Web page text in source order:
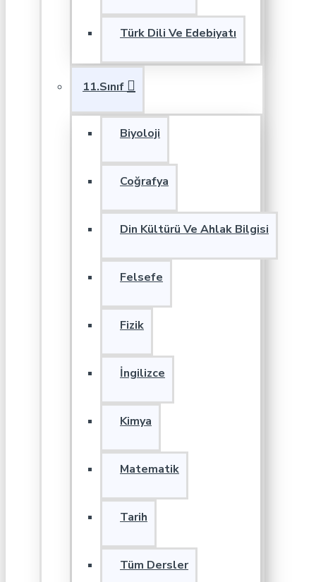
Türk Dili Ve Edebiyatı
11.Sınıf
Biyoloji
Coğrafya
Din Kültürü Ve Ahlak Bilgisi
Felsefe
Fizik
İngilizce
Kimya
Matematik
Tarih
Tüm Dersler